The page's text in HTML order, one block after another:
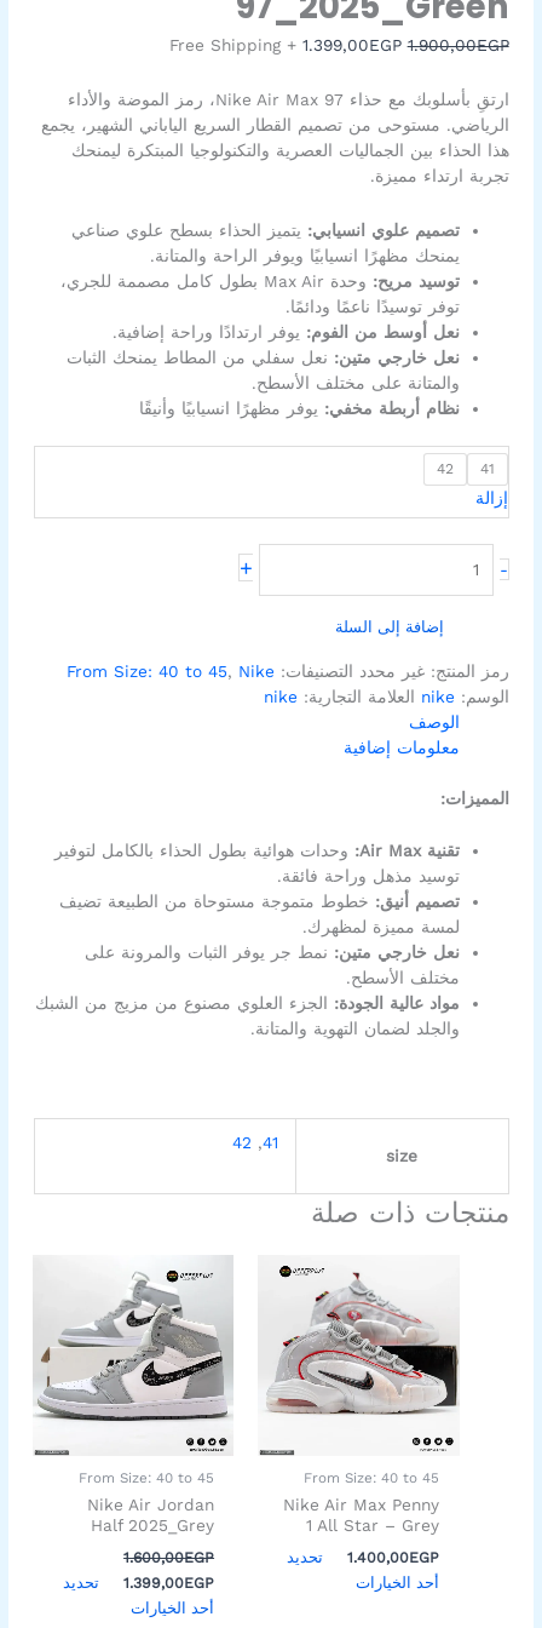
1.900,00EGP
1.399,00EGP
+ Free Shipping
ارتقِ بأسلوبك مع حذاء Nike Air Max 97، رمز الموضة والأداء
الرياضي. مستوحى من تصميم القطار السريع الياباني الشهير، يجمع
هذا الحذاء بين الجماليات العصرية والتكنولوجيا المبتكرة ليمنحك
تجربة ارتداء مميزة.
تصميم علوي انسيابي: يتميز الحذاء بسطح علوي صناعي
يمنحك مظهرًا انسيابيًا ويوفر الراحة والمتانة.
توسيد مريح:
وحدة Max Air بطول كامل مصممة للجري،
توفر توسيدًا ناعمًا ودائمًا.
نعل أوسط من الفوم: يوفر ارتدادًا وراحة إضافية.
نعل خارجي متين: نعل سفلي من المطاط يمنحك الثبات
والمتانة على مختلف الأسطح.
نظام أربطة مخفي: يوفر مظهرًا انسيابيًا وأنيقًا
41
42
إزالة
-
97_2025_Green
+
إضافة إلى السلة
رمز المنتج:غير محدد التصنيفات: From Size: 40 to 45, Nike
الوسم: nike العلامة التجارية: nike
الوصف
معلومات إضافية
المميزات:
تقنية Air Max:
وحدات هوائية بطول الحذاء بالكامل لتوفير
توسيد مذهل وراحة فائقة.
تصميم أنيق: خطوط متموجة مستوحاة من الطبيعة تضيف
لمسة مميزة لمظهرك.
نعل خارجي متين: نمط جر يوفر الثبات والمرونة على
مختلف الأسطح.
مواد عالية الجودة: الجزء العلوي مصنوع من مزيج من الشبك
والجلد لضمان التهوية والمتانة.
size
41
,
42
منتجات ذات صلة
From Size: 40 to 45
Nike Air Max Penny
1 All Star – Grey
1.400,00EGP
تحديد
أحد الخيارات
هناك
العديد
من
الأشكال
المختلفة
لهذا
المنتج.
اختيار
الخيارات
على
المنتج
From Size: 40 to 45
Nike Air Jordan
Half 2025_Grey
1.600,00EGP
الأصلي
1.600,00EGP.
1.399,00EGP
هو:
1.399,00EGP.
تحديد
أحد الخيارات
من
الأشكال
المختلفة
لهذا
المنتج.
اختيار
الخيارات
على